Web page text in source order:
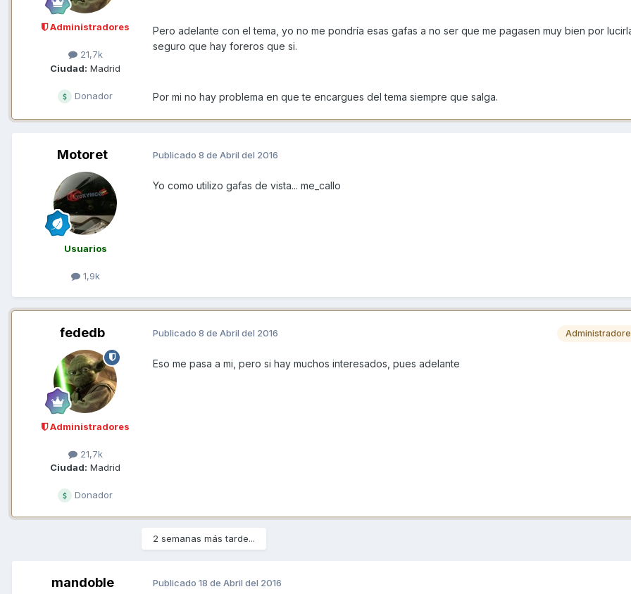
Administradores
21,7k
Ciudad: Madrid
Donador
Pero adelante con el tema, yo no me pondría esas gafas a no ser que me pagasen muy bien por
seguro que hay foreros que si.
Por mi no hay problema en que te encargues del tema siempre que salga.
Motoret
Usuarios
1,9k
Publicado 8 de Abril del 2016
Yo como utilizo gafas de vista... me_callo
fededb
Administradores
21,7k
Ciudad: Madrid
Donador
Publicado 8 de Abril del 2016
Eso me pasa a mi, pero si hay muchos interesados, pues adelante
2 semanas más tarde...
mandoble Publicado 18 de Abril del 2016